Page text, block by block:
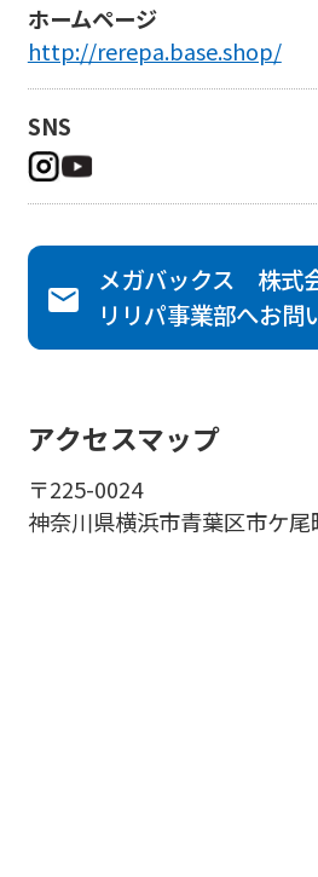
ホームページ
http://rerepa.base.shop/
SNS
メガバックス 株式
リリパ事業部へお問
アクセスマップ
〒225-0024
神奈川県横浜市青葉区市ケ